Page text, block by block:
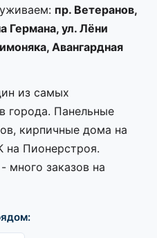
пр. Ветеранов,
Германа, ул. Лёни
Авангардная
из самых
города. Панельные
кирпичные дома на
на Пионерстроя.
много заказов на